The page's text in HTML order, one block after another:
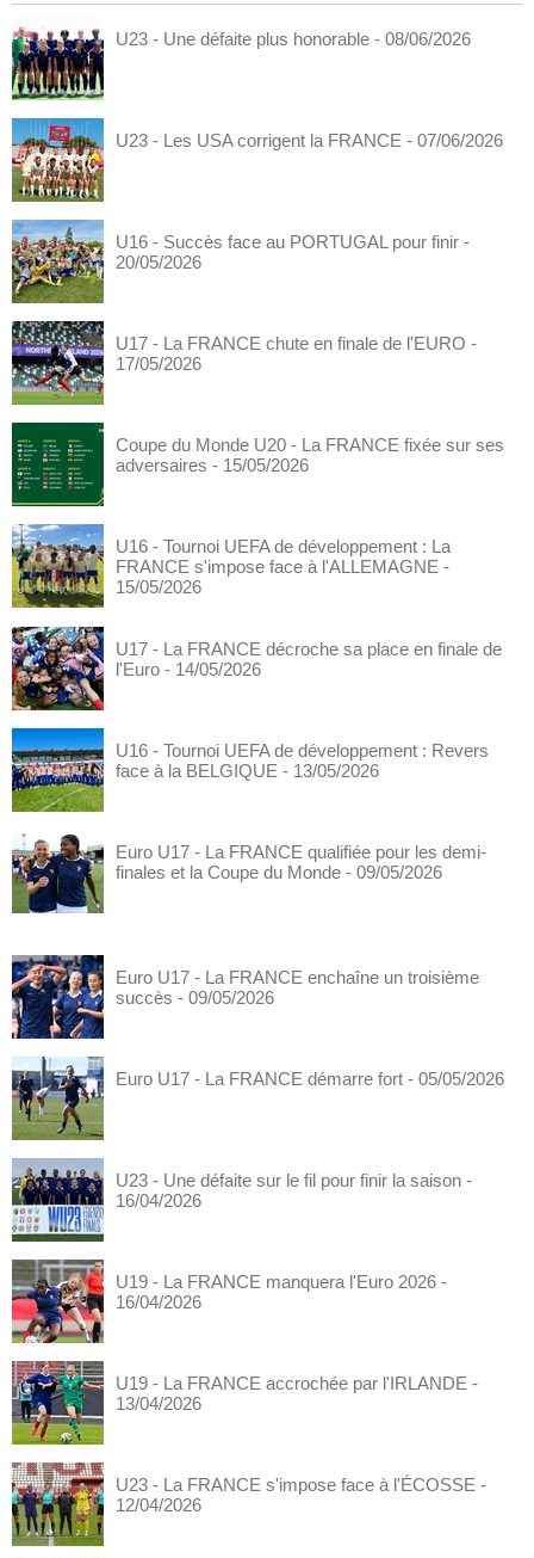
U23 - Une défaite plus honorable - 08/06/2026
U23 - Les USA corrigent la FRANCE - 07/06/2026
U16 - Succès face au PORTUGAL pour finir -
20/05/2026
U17 - La FRANCE chute en finale de l'EURO -
17/05/2026
Coupe du Monde U20 - La FRANCE fixée sur ses
adversaires - 15/05/2026
U16 - Tournoi UEFA de développement : La
FRANCE s'impose face à l'ALLEMAGNE -
15/05/2026
U17 - La FRANCE décroche sa place en finale de
l'Euro - 14/05/2026
U16 - Tournoi UEFA de développement : Revers
face à la BELGIQUE - 13/05/2026
Euro U17 - La FRANCE qualifiée pour les demi-
finales et la Coupe du Monde - 09/05/2026
Euro U17 - La FRANCE enchaîne un troisième
succès - 09/05/2026
Euro U17 - La FRANCE démarre fort - 05/05/2026
U23 - Une défaite sur le fil pour finir la saison -
16/04/2026
U19 - La FRANCE manquera l'Euro 2026 -
16/04/2026
U19 - La FRANCE accrochée par l'IRLANDE -
13/04/2026
U23 - La FRANCE s'impose face à l'ÉCOSSE -
12/04/2026